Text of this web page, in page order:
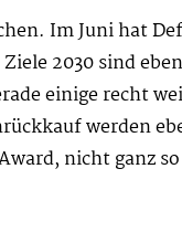
Im Juni hat
2030 sind
einige recht
werden
nicht ganz